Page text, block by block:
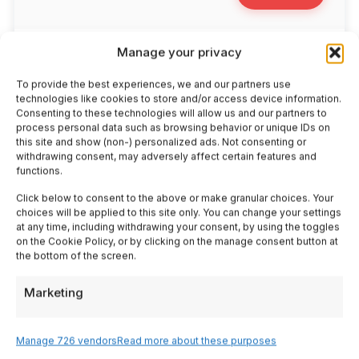
Manage your privacy
To provide the best experiences, we and our partners use
technologies like cookies to store and/or access device information.
Consenting to these technologies will allow us and our partners to
process personal data such as browsing behavior or unique IDs on
this site and show (non-) personalized ads. Not consenting or
withdrawing consent, may adversely affect certain features and
functions.
Click below to consent to the above or make granular choices. Your
choices will be applied to this site only. You can change your settings
at any time, including withdrawing your consent, by using the toggles
on the Cookie Policy, or by clicking on the manage consent button at
the bottom of the screen.
Marketing
Manage 726 vendorsRead more about these purposes
sagre estive e borghi Slow Food con